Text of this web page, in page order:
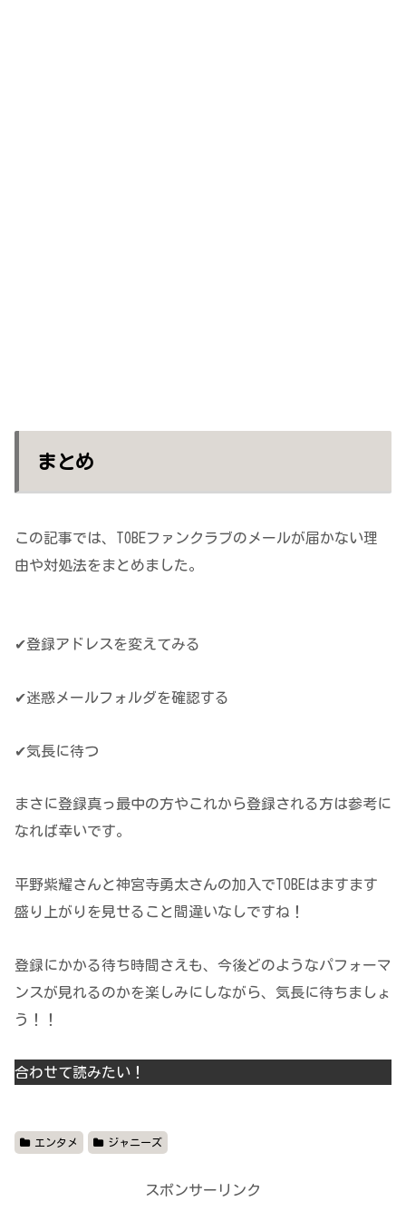
まとめ
この記事では、TOBEファンクラブのメールが届かない理
由や対処法をまとめました。
✔登録アドレスを変えてみる
✔迷惑メールフォルダを確認する
✔気長に待つ
まさに登録真っ最中の方やこれから登録される方は参考に
なれば幸いです。
平野紫耀さんと神宮寺勇太さんの加入でTOBEはますます
盛り上がりを見せること間違いなしですね！
登録にかかる待ち時間さえも、今後どのようなパフォーマ
ンスが見れるのかを楽しみにしながら、気長に待ちましょ
う！！
合わせて読みたい！
エンタメ ジャニーズ
スポンサーリンク